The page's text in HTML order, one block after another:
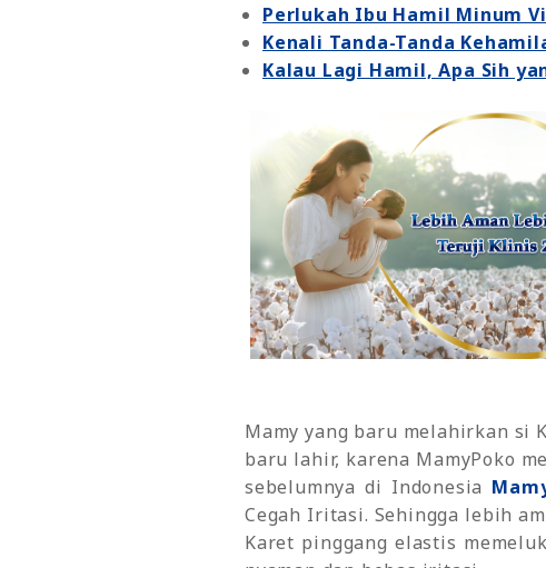
Perlukah Ibu Hamil Minum
Kenali Tanda-Tanda
Kalau Lagi Hamil, Apa Sih
Mamy yang baru melahirkan
baru lahir, karena MamyPoko
sebelumnya di Indonesia
Cegah Iritasi. Sehingga lebih
Karet pinggang elastis